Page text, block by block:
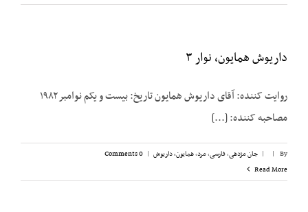
داریوش همایون، نوار ۳
روایت کننده: آقای داریوش همایون تاریخ: بیست و یکم نوامبر ۱۹۸۲
مصاحبه کننده: [...]
By
|
| جان مژدهی,فارسی,مرد,همایون، داریوش |
0 Comments
Read More